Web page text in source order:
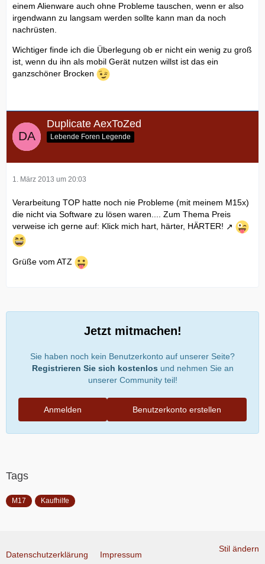
einem Alienware auch ohne Probleme tauschen, wenn er also
irgendwann zu langsam werden sollte kann man da noch
nachrüsten.
Wichtiger finde ich die Überlegung ob er nicht ein wenig zu groß
ist, wenn du ihn als mobil Gerät nutzen willst ist das ein
ganzschöner Brocken
Duplicate AexToZed
Lebende Foren Legende
1. März 2013 um 20:03
Verarbeitung TOP hatte noch nie Probleme (mit meinem M15x)
die nicht via Software zu lösen waren.... Zum Thema Preis
verweise ich gerne auf: Klick mich hart, härter, HÄRTER!
Grüße vom ATZ
Jetzt mitmachen!
Sie haben noch kein Benutzerkonto auf unserer Seite?
Registrieren Sie sich kostenlos und nehmen Sie an
unserer Community teil!
Benutzerkonto erstellen
Anmelden
Tags
M17 Kaufhilfe
Stil ändern
Datenschutzerklärung Impressum